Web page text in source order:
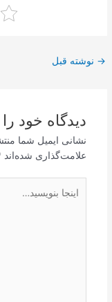
پیمایش
→ نوشته قبل
دیدگاه‌ خود
نشانی ایمیل شما
علامت‌گذاری شده‌اند
بنویسید…